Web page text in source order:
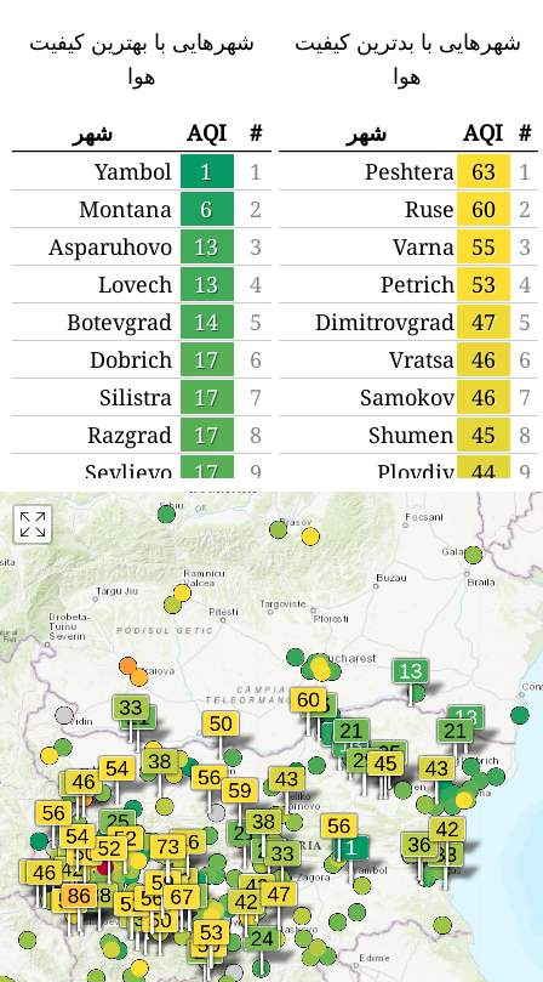
شهرهایی با بدترین کیفیت
هوا
#
AQI
شهر
1
63
Peshtera
2
60
Ruse
3
55
Varna
4
53
Petrich
5
47
Dimitrovgrad
6
46
Vratsa
7
46
Samokov
8
45
Shumen
9
44
Plovdiv
10
43
Gorna
Oryahovitsa 42
Gabrovo
12
42
Chirpan
13
Velingrad
14
37
Kazanlak
15
36
Burgas
16
35
Parvomay
17
33
Stara Zagora
Kyustendil
33
Dupnitsa
Berkovitsa
Haskovo
30
Panagyurishte
شهرهایی با بهترین کیفیت
هوا
#
AQI
شهر
1
1
Yambol
2
6
Montana
3
13
Asparuhovo
4
13
Lovech
5
14
Botevgrad
6
17
Dobrich
7
17
Silistra
8
17
Razgrad
9
17
Sevlievo
10
18
Aytos
11
18
Rakovski
12
20
Troyan
13
20
Smolyan
14
Karlovo
15
21
Svilengrad
16
21
Pernik
17
23
Harmanli
18
23
Sandanski
19
24
Sliven
20
24
Blagoevgrad
21
25
Kardzhali
22
25
Popovo